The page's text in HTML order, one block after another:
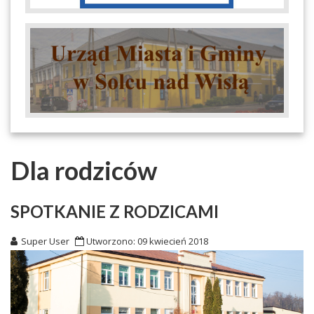
Dla rodziców
SPOTKANIE Z RODZICAMI
Super User Utworzono: 09 kwiecień 2018